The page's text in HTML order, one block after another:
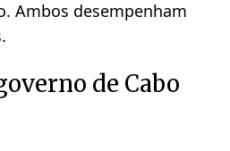
Ambos desempenham
de Cabo